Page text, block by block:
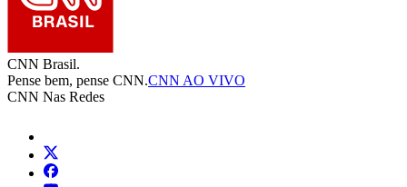
CNN Brasil.
Pense bem, pense CNN.CNN AO VIVO
CNN Nas Redes